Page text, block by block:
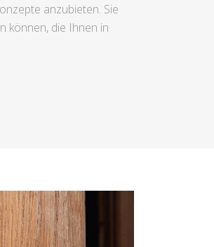
anzubieten. Sie
können, die Ihnen in